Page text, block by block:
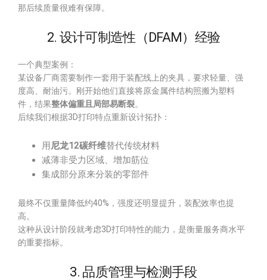
那后续质量很难有保障。
2. 设计可制造性（DFAM）经验
一个典型案例：
某设备厂商需要制作一套用于装配线上的夹具，要求轻量、强
度高、耐油污。刚开始他们直接将原金属件结构照搬为塑料
件，结果整体偏重且局部易断裂。
后续我们根据3D打印特点重新设计拓扑：
用尼龙12碳纤维替代传统材料
减薄非受力区域、增加筋位
集成部分原来分装的零部件
最终不仅重量降低约40%，强度还明显提升，装配效率也提
高。
这种从设计阶段就考虑3D打印特性的能力，是衡量服务商水平
的重要指标。
3. 品质管理与检测手段